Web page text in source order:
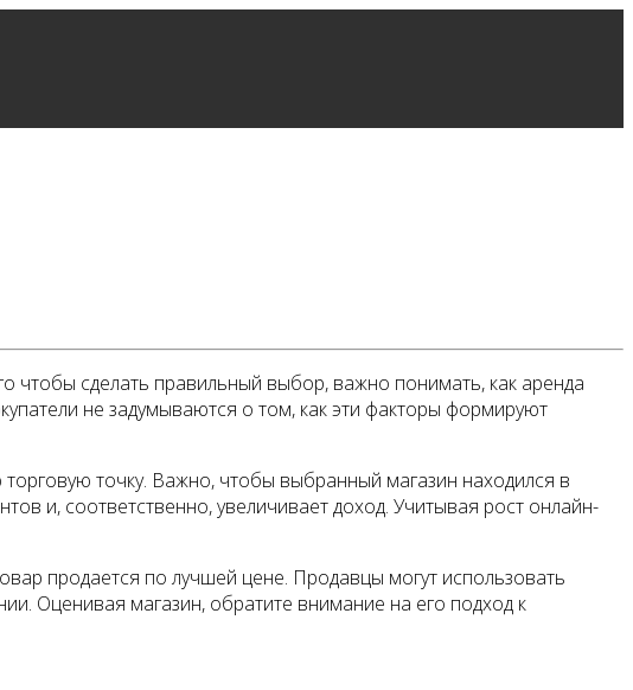
чтобы сделать правильный выбор, важно понимать, как аренда
не задумываются о том, как эти факторы формируют
точку. Важно, чтобы выбранный магазин находился в
и, соответственно, увеличивает доход. Учитывая рост онлайн-
продается по лучшей цене. Продавцы могут использовать
Оценивая магазин, обратите внимание на его подход к